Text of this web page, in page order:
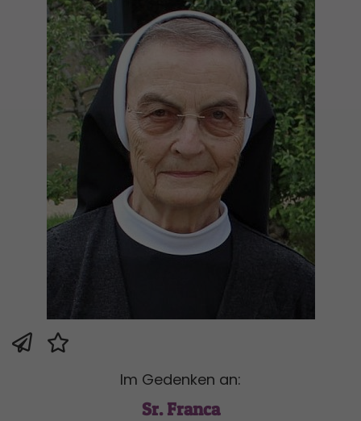
Im Gedenken an:
Sr. Franca